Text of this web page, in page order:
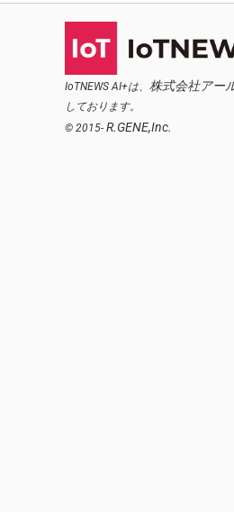
IoTNEWS AI+は、 株式会社アー
しております。
© 2015- R.GENE,Inc.